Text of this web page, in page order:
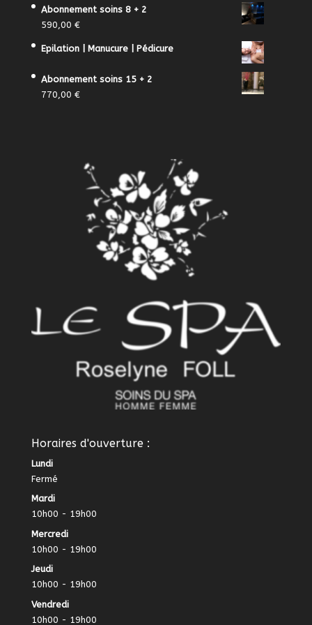
Abonnement soins 8 + 2
590,00 €
Epilation | Manucure | Pédicure
Abonnement soins 15 + 2
770,00 €
Horaires d'ouverture :
Lundi
Fermé
Mardi
10h00 - 19h00
Mercredi
10h00 - 19h00
Jeudi
10h00 - 19h00
Vendredi
10h00 - 19h00